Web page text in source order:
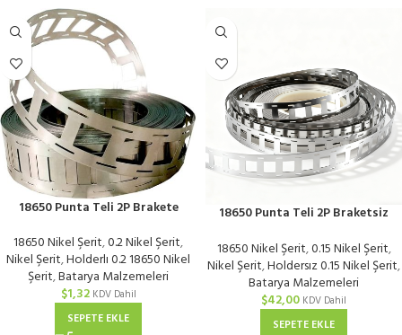
18650 Punta Teli 2P Brakete
18650 Nikel Şerit,0.2 Nikel Şerit,
Nikel Şerit,Holderlı 0.2 18650 Nikel
Şerit,Batarya Malzemeleri
$1,32 KDV Dahil
SEPETE EKLE
18650 Punta Teli 2P Braketsiz
18650 Nikel Şerit,0.15 Nikel Şerit,
Nikel Şerit,Holdersız 0.15 Nikel Şerit,
Batarya Malzemeleri
$42,00 KDV Dahil
SEPETE EKLE